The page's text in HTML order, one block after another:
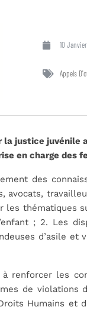
10
Appels
justice juvénile
en charge des
des
les thématiques
; 2. Les
d’asile et
renforcer les
de violations
Humains et